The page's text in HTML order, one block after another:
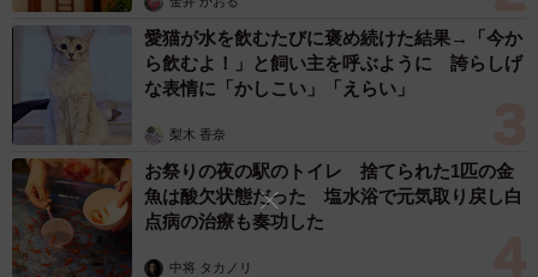
愛猫が水を飲むたびに褒め続けた結果→「今か
ら飲むよ！」と飼い主を呼ぶように 誇らしげ
な表情に「かしこい」「えらい」
梨木 香奈
お祭りの夜の駅のトイレ 捨てられた1匹の金
魚は酸欠状態だった 塩水浴で元気取り戻し白
点病の治療も奏功した
中将 タカノリ